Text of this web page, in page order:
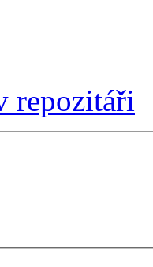
repozitáři